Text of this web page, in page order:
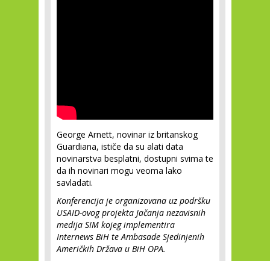
George Arnett, novinar iz britanskog
Guardiana, ističe da su alati data
novinarstva besplatni, dostupni svima te
da ih novinari mogu veoma lako
savladati.
Konferencija je organizovana uz podršku
USAID-ovog projekta Jačanja nezavisnih
medija SIM kojeg implementira
Internews BiH te Ambasade Sjedinjenih
Američkih Država u BiH OPA.